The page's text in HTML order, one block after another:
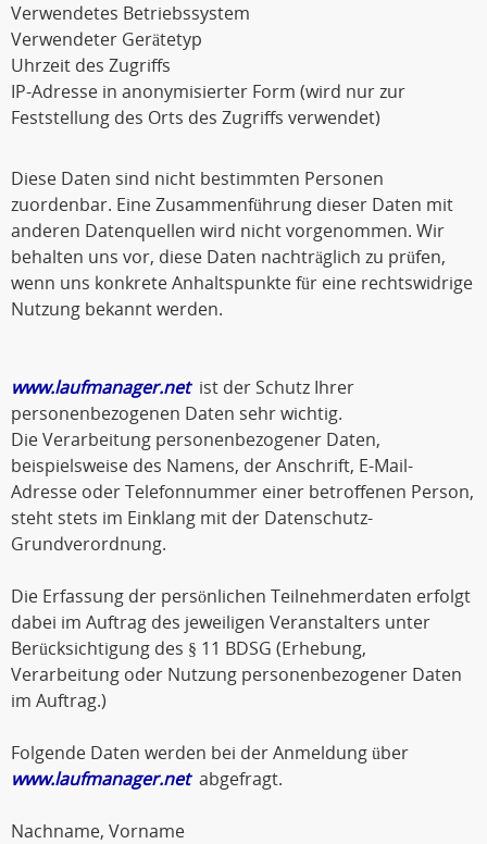
Verwendetes Betriebssystem
Verwendeter Gerätetyp
Uhrzeit des Zugriffs
IP-Adresse in anonymisierter Form (wird nur zur
Feststellung des Orts des Zugriffs verwendet)
Diese Daten sind nicht bestimmten Personen
zuordenbar. Eine Zusammenführung dieser Daten mit
anderen Datenquellen wird nicht vorgenommen. Wir
behalten uns vor, diese Daten nachträglich zu prüfen,
wenn uns konkrete Anhaltspunkte für eine rechtswidrige
Nutzung bekannt werden.
www.laufmanager.netist der Schutz Ihrer
personenbezogenen Daten sehr wichtig.
Die Verarbeitung personenbezogener Daten,
beispielsweise des Namens, der Anschrift, E-Mail-
Adresse oder Telefonnummer einer betroffenen Person,
steht stets im Einklang mit der Datenschutz-
Grundverordnung.
Die Erfassung der persönlichen Teilnehmerdaten erfolgt
dabei im Auftrag des jeweiligen Veranstalters unter
Berücksichtigung des § 11 BDSG (Erhebung,
Verarbeitung oder Nutzung personenbezogener Daten
im Auftrag.)
Folgende Daten werden bei der Anmeldung über
www.laufmanager.netabgefragt.
Nachname, Vorname